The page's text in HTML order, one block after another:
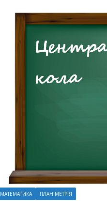
МАТЕМАТИКА ПЛАНІМЕТРІЯ